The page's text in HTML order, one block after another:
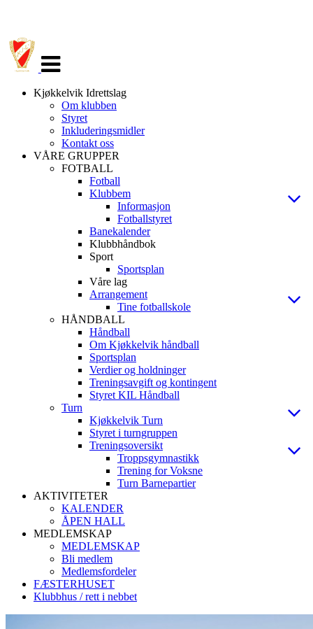
navigasjon
Kjøkkelvik Idrettslag
Om klubben
Styret
Inkluderingsmidler
Kontakt oss
VÅRE GRUPPER
FOTBALL
Fotball
Klubbem
Informasjon
Fotballstyret
Banekalender
Klubbhåndbok
Sport
Sportsplan
Våre lag
Arrangement
Tine fotballskole
HÅNDBALL
Håndball
Om Kjøkkelvik håndball
Sportsplan
Verdier og holdninger
Treningsavgift og kontingent
Styret KIL Håndball
Turn
Kjøkkelvik Turn
Styret i turngruppen
Treningsoversikt
Troppsgymnastikk
Trening for Voksne
Turn Barnepartier
AKTIVITETER
KALENDER
ÅPEN HALL
MEDLEMSKAP
MEDLEMSKAP
Bli medlem
Medlemsfordeler
FÆSTERHUSET
Klubbhus / rett i nebbet